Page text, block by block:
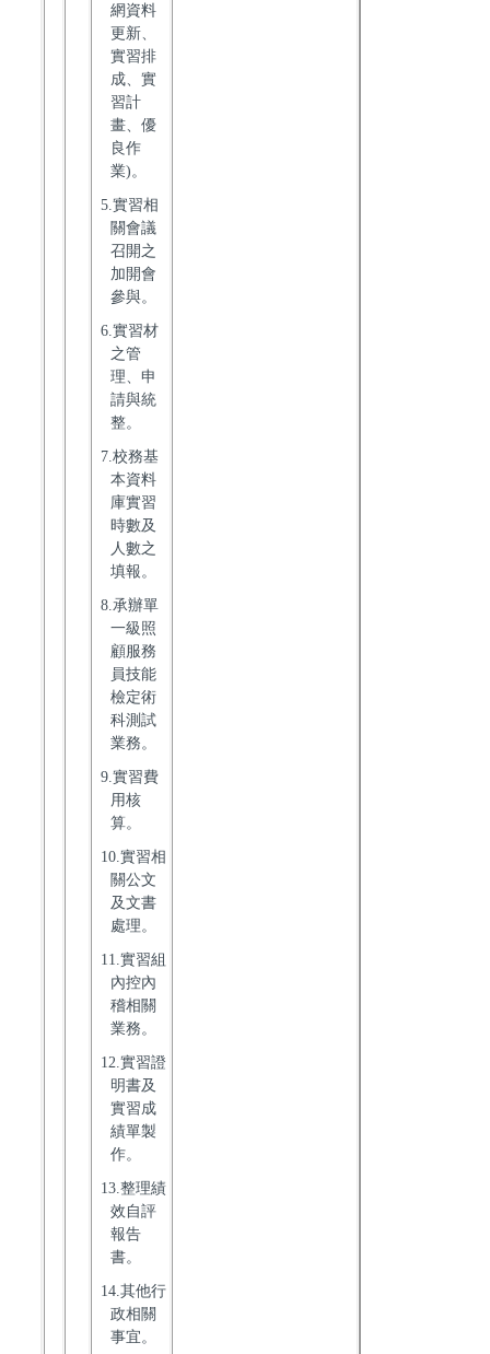
網資料
更新、
實習排
成、實
習計
畫、優
良作
業)。
5.實習相
關會議
召開之
加開會
參與。
6.實習材
之管
理、申
請與統
整。
7.校務基
本資料
庫實習
時數及
人數之
填報。
8.承辦單
一級照
顧服務
員技能
檢定術
科測試
業務。
9.實習費
用核
算。
10.實習相
關公文
及文書
處理。
11.實習組
內控內
稽相關
業務。
12.實習證
明書及
實習成
績單製
作。
13.整理績
效自評
報告
書。
14.其他行
政相關
事宜。